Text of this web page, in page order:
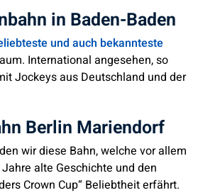
in Baden-Baden
und auch bekannteste
International angesehen, so
Jockeys aus Deutschland und der
Berlin Mariendorf
wir diese Bahn, welche vor allem
alte Geschichte und den
Crown Cup“ Beliebtheit erfährt.